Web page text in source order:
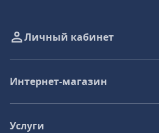
Личный кабинет
Интернет-магазин
Услуги